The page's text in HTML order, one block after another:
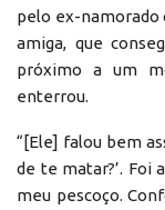
pelo ex-namorado
amiga, que
próximo a um
enterrou.
“[Ele] falou bem
de te matar?’. Foi
meu pescoço.